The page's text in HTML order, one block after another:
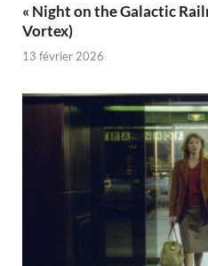
« Night on the Galactic
Vortex)
13 février 2026